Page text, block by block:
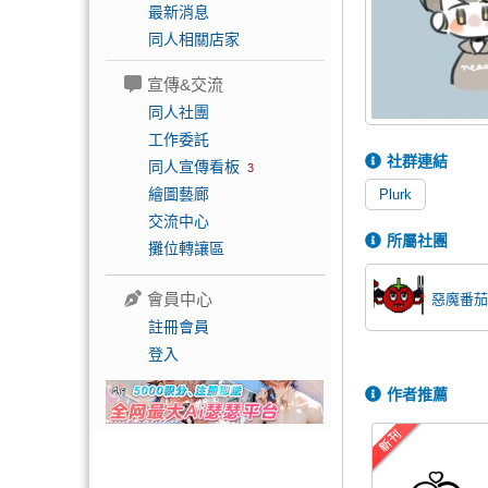
最新消息
同人相關店家
宣傳&交流
同人社團
工作委託
同人宣傳看板 3
繪圖藝廊
交流中心
攤位轉讓區
會員中心
註冊會員
登入
社群連結
Plurk
所屬社團
惡魔番
作者推薦